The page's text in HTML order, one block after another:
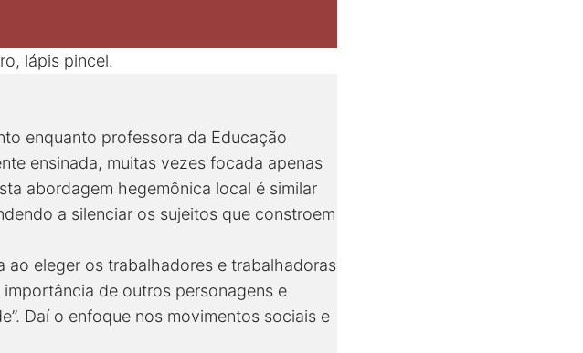
lápis pincel.
enquanto professora da Educação
ensinada, muitas vezes focada apenas
abordagem hegemônica local é similar
a silenciar os sujeitos que constroem
eleger os trabalhadores e trabalhadoras
de outros personagens e
Daí o enfoque nos movimentos sociais e